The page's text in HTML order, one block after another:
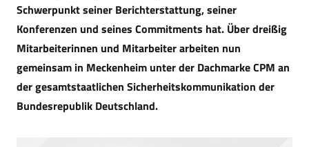
Schwerpunkt seiner Berichterstattung, seiner
Konferenzen und seines Commitments hat. Über dreißig
Mitarbeiterinnen und Mitarbeiter arbeiten nun
gemeinsam in Meckenheim unter der Dachmarke CPM an
der gesamtstaatlichen Sicherheitskommunikation der
Bundesrepublik Deutschland.